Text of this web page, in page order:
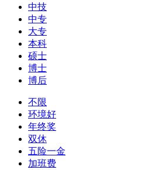
中技
中专
大专
本科
硕士
博士
博后
不限
环境好
年终奖
双休
五险一金
加班费